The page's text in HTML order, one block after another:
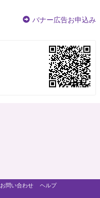
バナー広告お申込み
お問い合わせ
ヘルプ